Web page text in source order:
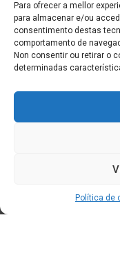
Para ofrecer a mellor
para almacenar e/ou
consentimento destas
comportamento de
Non consentir ou retirar o
determinadas
Política de